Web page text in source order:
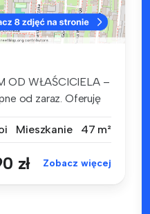
OD WŁAŚCICIELA –
od zaraz. Oferuję
Mieszkanie 47 m²
zł Zobacz więcej